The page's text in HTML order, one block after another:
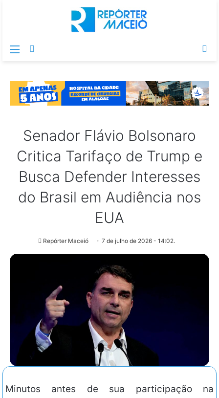
Menu
Senador Flávio Bolsonaro
Critica Tarifaço de Trump e
Busca Defender Interesses
do Brasil em Audiência nos
EUA
Repórter Maceió 7 de julho de 2026 - 14:02.
Minutos antes de sua participação na